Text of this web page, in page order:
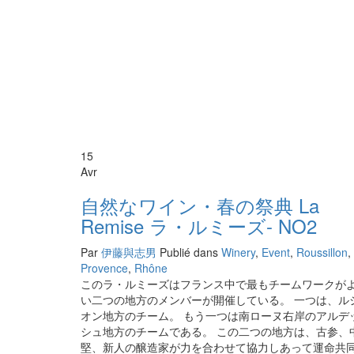
15
Avr
自然なワイン・春の祭典 La
Remise ラ・ルミーズ- NO2
Par 伊藤與志男 Publié dans Winery, Event, Roussillon,
Provence, Rhône
このラ・ルミーズはフランス中で最もチームワークがよ
い二つの地方のメンバーが開催している。 一つは、ル
オン地方のチーム。 もう一つは南ローヌ右岸のアルデ
シュ地方のチームである。 この二つの地方は、古参、
堅、新人の醸造家が力を合わせて協力しあって運命共